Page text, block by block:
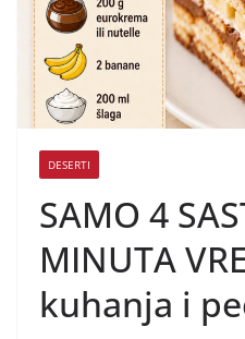
DESERTI
SAMO 4
MINUTA
kuhanja i